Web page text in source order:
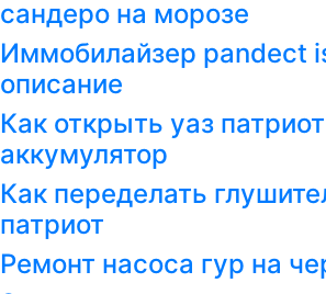
сандеро на морозе
Иммобилайзер pandect
описание
Как открыть уаз
аккумулятор
Как переделать
патриот
Ремонт насоса гур на